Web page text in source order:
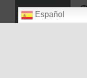
Español